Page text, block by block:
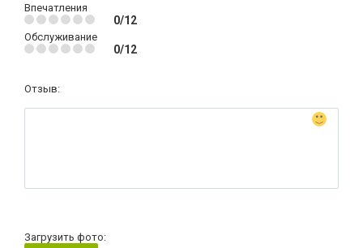
Впечатления
0/12
Обслуживание
0/12
Отзыв:
Загрузить фото: